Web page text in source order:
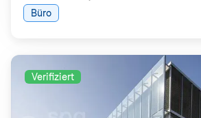
Büro
Verifiziert